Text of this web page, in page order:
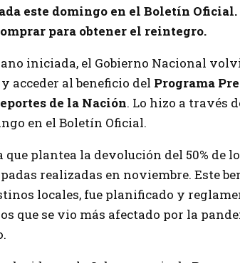
este domingo en el Boletín Oficial.
para obtener el reintegro.
iniciada, el Gobierno Nacional
acceder al beneficio del Programa
de la Nación. Lo hizo a través
en el Boletín Oficial.
plantea la devolución del 50% de
realizadas en noviembre. Este
locales, fue planificado y
que se vio más afectado por la